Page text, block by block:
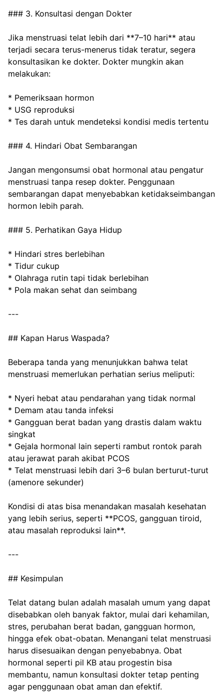
### 3. Konsultasi dengan Dokter
Jika menstruasi telat lebih dari **7–10 hari** atau
terjadi secara terus-menerus tidak teratur, segera
konsultasikan ke dokter. Dokter mungkin akan
melakukan:
* Pemeriksaan hormon
* USG reproduksi
* Tes darah untuk mendeteksi kondisi medis tertentu
### 4. Hindari Obat Sembarangan
Jangan mengonsumsi obat hormonal atau pengatur
menstruasi tanpa resep dokter. Penggunaan
sembarangan dapat menyebabkan ketidakseimbangan
hormon lebih parah.
### 5. Perhatikan Gaya Hidup
* Hindari stres berlebihan
* Tidur cukup
* Olahraga rutin tapi tidak berlebihan
* Pola makan sehat dan seimbang
---
## Kapan Harus Waspada?
Beberapa tanda yang menunjukkan bahwa telat
menstruasi memerlukan perhatian serius meliputi:
* Nyeri hebat atau pendarahan yang tidak normal
* Demam atau tanda infeksi
* Gangguan berat badan yang drastis dalam waktu
singkat
* Gejala hormonal lain seperti rambut rontok parah
atau jerawat parah akibat PCOS
* Telat menstruasi lebih dari 3–6 bulan berturut-turut
(amenore sekunder)
Kondisi di atas bisa menandakan masalah kesehatan
yang lebih serius, seperti **PCOS, gangguan tiroid,
atau masalah reproduksi lain**.
---
## Kesimpulan
Telat datang bulan adalah masalah umum yang dapat
disebabkan oleh banyak faktor, mulai dari kehamilan,
stres, perubahan berat badan, gangguan hormon,
hingga efek obat-obatan. Menangani telat menstruasi
harus disesuaikan dengan penyebabnya. Obat
hormonal seperti pil KB atau progestin bisa
membantu, namun konsultasi dokter tetap penting
agar penggunaan obat aman dan efektif.